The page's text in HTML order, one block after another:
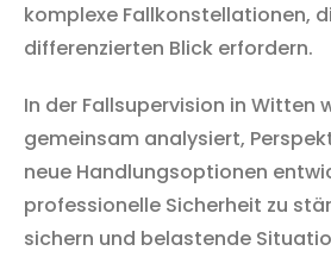
komplexe Fallkonstellationen,
differenzierten Blick erfordern.
In der Fallsupervision in Witten
gemeinsam analysiert,
neue Handlungsoptionen
professionelle Sicherheit zu
sichern und belastende